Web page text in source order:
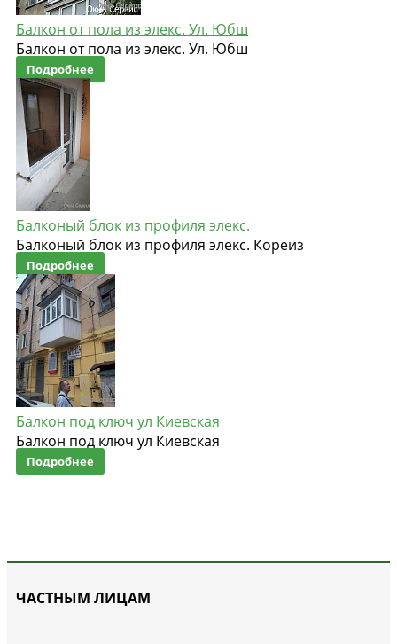
Балкон от пола из элекс. Ул. Юбш
Балкон от пола из элекс. Ул. Юбш
Подробнее
Балконый блок из профиля элекс.
Балконый блок из профиля элекс. Кореиз
Подробнее
Балкон под ключ ул Киевская
Балкон под ключ ул Киевская
Подробнее
ЧАСТНЫМ ЛИЦАМ